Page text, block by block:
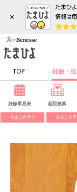
×
TOP 妊娠・
妊娠早見表 産院検索
たまごクラブ ひよこク